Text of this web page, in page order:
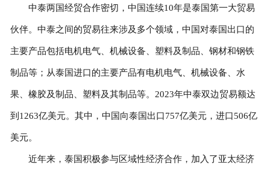
中泰两国经贸合作密切，中国连续10年是泰国第一大贸易
伙伴。中泰之间的贸易往来涉及多个领域，中国对泰国出口的
主要产品包括电机电气、机械设备、塑料及制品、钢材和钢铁
制品等；从泰国进口的主要产品有电机电气、机械设备、水
果、橡胶及制品、塑料及其制品等。2023年中泰双边贸易额达
到1263亿美元。其中，中国向泰国出口757亿美元，进口506亿
美元。
近年来，泰国积极参与区域性经济合作，加入了亚太经济